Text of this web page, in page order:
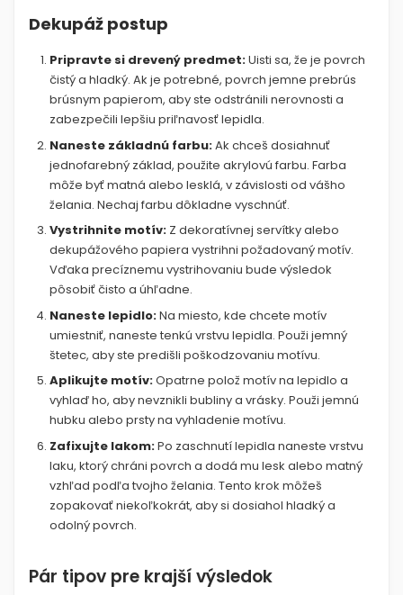
Dekupáž postup
Pripravte si drevený predmet:Uisti sa, že je povrch
čistý a hladký. Ak je potrebné, povrch jemne prebrús
brúsnym papierom, aby ste odstránili nerovnosti a
zabezpečili lepšiu priľnavosť lepidla.
Naneste základnú farbu:Ak chceš dosiahnuť
jednofarebný základ, použite akrylovú farbu. Farba
môže byť matná alebo lesklá, v závislosti od vášho
želania. Nechaj farbu dôkladne vyschnúť.
Vystrihnite motív:Z dekoratívnej servítky alebo
dekupážového papiera vystrihni požadovaný motív.
Vďaka precíznemu vystrihovaniu bude výsledok
pôsobiť čisto a úhľadne.
Naneste lepidlo:Na miesto, kde chcete motív
umiestniť, naneste tenkú vrstvu lepidla. Použi jemný
štetec, aby ste predišli poškodzovaniu motívu.
Aplikujte motív:Opatrne polož motív na lepidlo a
vyhlaď ho, aby nevznikli bubliny a vrásky. Použi jemnú
hubku alebo prsty na vyhladenie motívu.
Zafixujte lakom:Po zaschnutí lepidla naneste vrstvu
laku, ktorý chráni povrch a dodá mu lesk alebo matný
vzhľad podľa tvojho želania. Tento krok môžeš
zopakovať niekoľkokrát, aby si dosiahol hladký a
odolný povrch.
Pár tipov pre krajší výsledok